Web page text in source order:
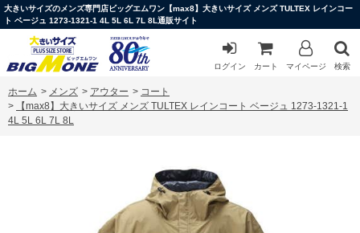
大きいサイズのメンズ専門店ビッグエムワン【max8】大きいサイズ メンズ TULTEX レインコー
ト ベージュ 1273-1321-1 4L 5L 6L 7L 8L通販サイト
ログイン カート マイページ 検索
ホーム > メンズ > アウター > コート
>
【max8】大きいサイズ メンズ TULTEX レインコート ベージュ 1273-1321-1
4L 5L 6L 7L 8L